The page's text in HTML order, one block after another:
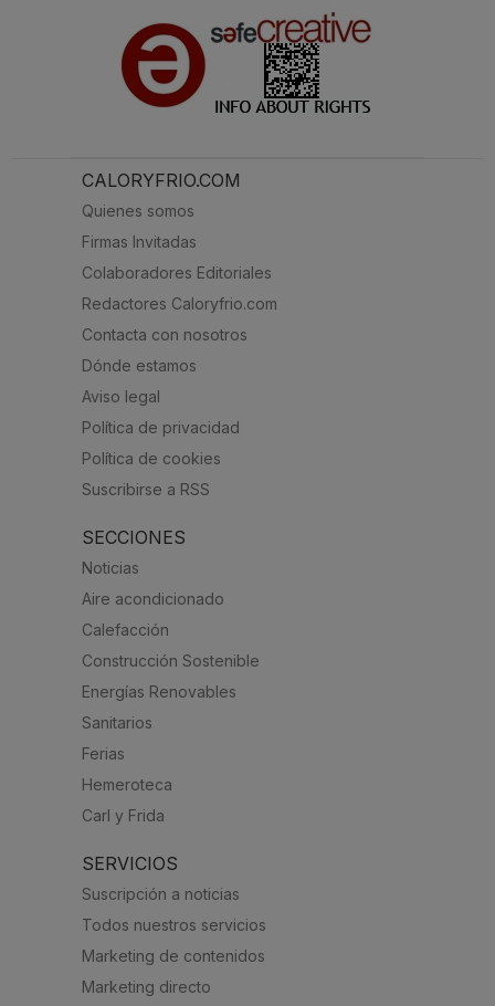
CALORYFRIO.COM
Quienes somos
Firmas Invitadas
Colaboradores Editoriales
Redactores Caloryfrio.com
Contacta con nosotros
Dónde estamos
Aviso legal
Política de privacidad
Política de cookies
Suscribirse a RSS
SECCIONES
Noticias
Aire acondicionado
Calefacción
Construcción Sostenible
Energías Renovables
Sanitarios
Ferias
Hemeroteca
Carl y Frida
SERVICIOS
Suscripción a noticias
Todos nuestros servicios
Marketing de contenidos
Marketing directo